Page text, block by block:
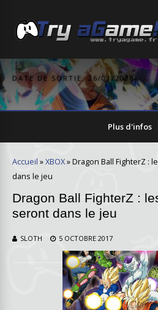
DATE DE SORTIE: 26/01/2018
Plus d'infos
Accueil »XBOX»Dragon Ball FighterZ :
dans le jeu
Dragon Ball FighterZ :
seront dans le jeu
SLOTH 5 OCTOBRE 2017